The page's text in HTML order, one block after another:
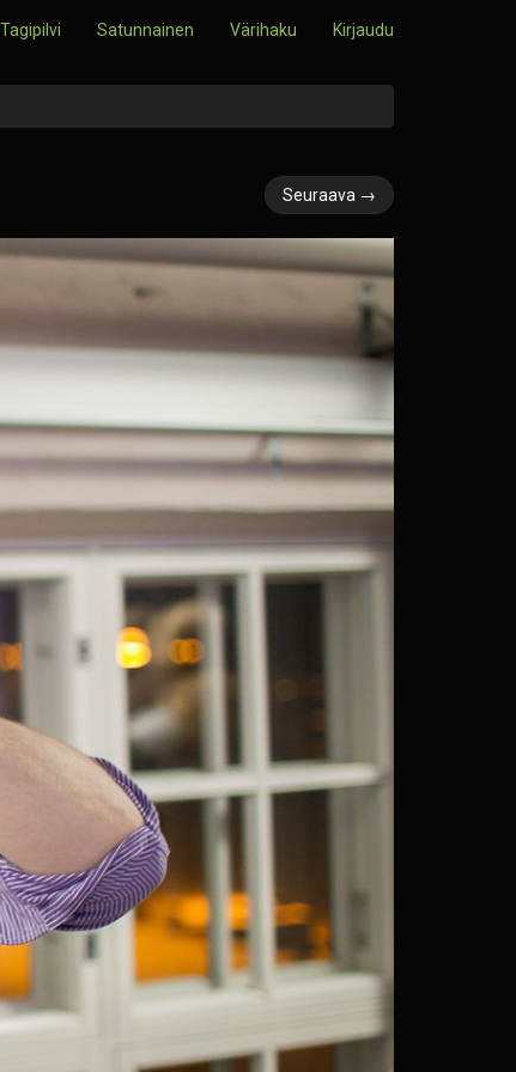
Tagipilvi Satunnainen Värihaku Kirjaudu
Seuraava →